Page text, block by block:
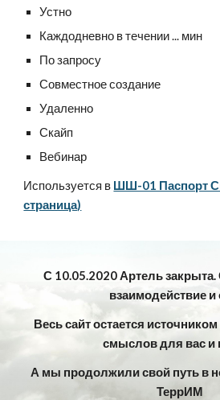
Устно
Каждодневно в течении ... мин
По запросу
Совместное создание
Удаленно
Скайп
Вебинар
Используется в ШШ-01 Паспорт
страница)
С 10.05.2020 Артель закрыта.
взаимодействие и
Весь сайт остается
смыслов для вас и
А мы продолжили свой путь в
ТеррИМ